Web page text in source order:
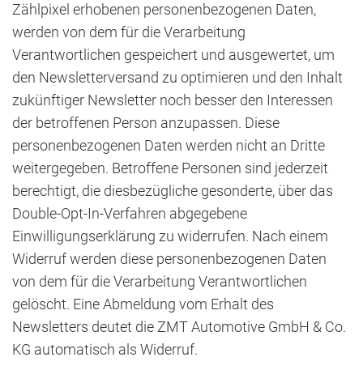
Zählpixel erhobenen personenbezogenen Daten,
werden von dem für die Verarbeitung
Verantwortlichen gespeichert und ausgewertet, um
den Newsletterversand zu optimieren und den Inhalt
zukünftiger Newsletter noch besser den Interessen
der betroffenen Person anzupassen. Diese
personenbezogenen Daten werden nicht an Dritte
weitergegeben. Betroffene Personen sind jederzeit
berechtigt, die diesbezügliche gesonderte, über das
Double-Opt-In-Verfahren abgegebene
Einwilligungserklärung zu widerrufen. Nach einem
Widerruf werden diese personenbezogenen Daten
von dem für die Verarbeitung Verantwortlichen
gelöscht. Eine Abmeldung vom Erhalt des
Newsletters deutet die ZMT Automotive GmbH & Co.
KG automatisch als Widerruf.